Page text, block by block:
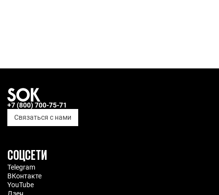
+7 (800) 700-75-71
Связаться с нами
СОЦСЕТИ
Telegram
ВКонтакте
YouTube
Дзен